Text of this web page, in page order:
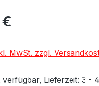
€
MwSt. zzgl.
verfügbar, Lieferzeit: 3 -